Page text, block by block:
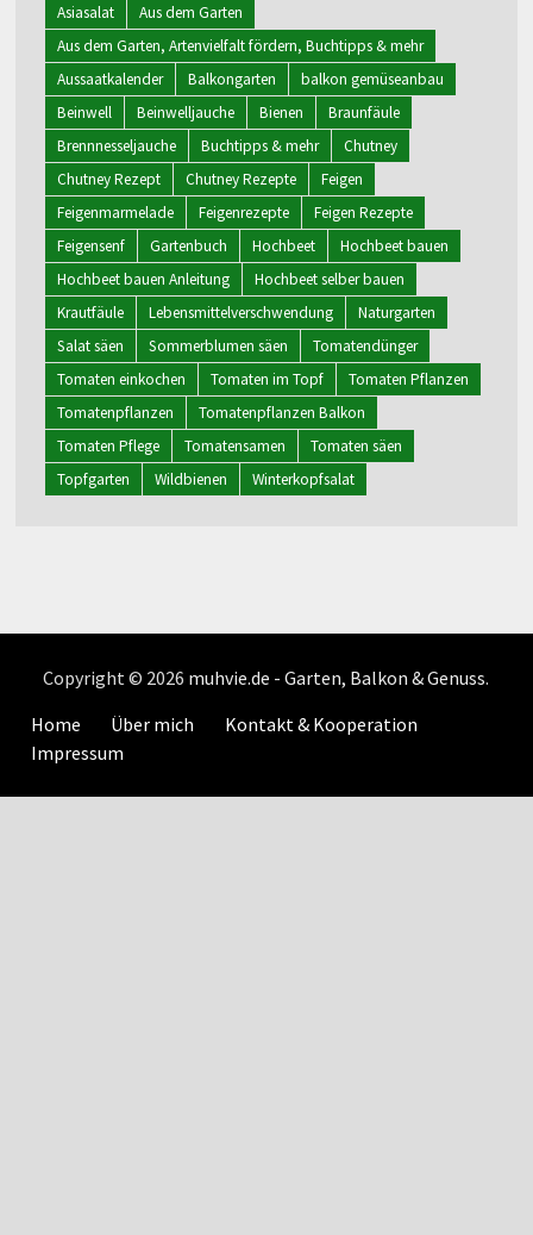
Asiasalat
Aus dem Garten
Aus dem Garten, Artenvielfalt fördern, Buchtipps & mehr
Aussaatkalender
Balkongarten
balkon gemüseanbau
Beinwell
Beinwelljauche Bienen
Braunfäule
Brennnesseljauche
Buchtipps & mehr
Chutney
Chutney Rezept
Chutney Rezepte
Feigen
Feigenmarmelade
Feigenrezepte
Feigen Rezepte
Feigensenf
Gartenbuch Hochbeet
Hochbeet bauen
Hochbeet bauen Anleitung
Hochbeet selber bauen
Krautfäule
Lebensmittelverschwendung
Naturgarten
Salat säen
Sommerblumen säen
Tomatendünger
Tomaten einkochen
Tomaten im Topf
Tomaten Pflanzen
Tomatenpflanzen
Tomatenpflanzen Balkon
Tomaten Pflege
Tomatensamen
Tomaten säen
Topfgarten
Wildbienen Winterkopfsalat
Copyright © 2026 muhvie.de - Garten, Balkon & Genuss.
Home
Über mich
Kontakt & Kooperation
Impressum